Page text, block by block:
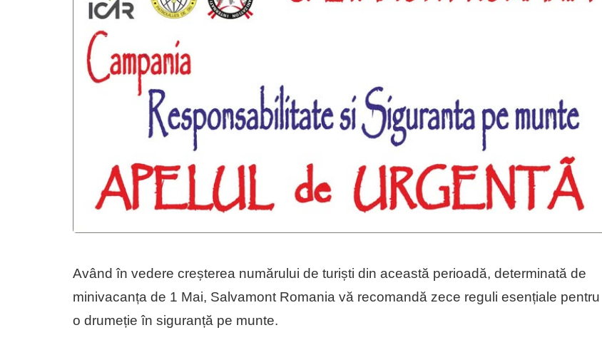
Având în vedere creșterea numărului de turiști din această perioadă, determinată de
minivacanța de 1 Mai, Salvamont Romania vă recomandă zece reguli esențiale pentru
o drumeție în siguranță pe munte.